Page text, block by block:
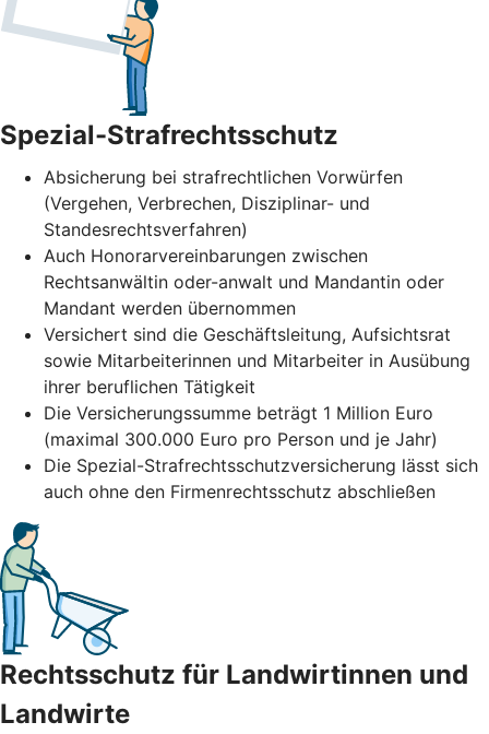
Spezial-Strafrechtsschutz
Absicherung bei strafrechtlichen Vorwürfen
(Vergehen, Verbrechen, Disziplinar- und
Standesrechtsverfahren)
Auch Honorarvereinbarungen zwischen
Rechtsanwältin oder-anwalt und Mandantin oder
Mandant werden übernommen
Versichert sind die Geschäftsleitung, Aufsichtsrat
sowie Mitarbeiterinnen und Mitarbeiter in Ausübung
ihrer beruflichen Tätigkeit
Die Versicherungssumme beträgt 1 Million Euro
(maximal 300.000 Euro pro Person und je Jahr)
Die Spezial-Strafrechtsschutzversicherung lässt sich
auch ohne den Firmenrechtsschutz abschließen
Rechtsschutz für Landwirtinnen und
Landwirte